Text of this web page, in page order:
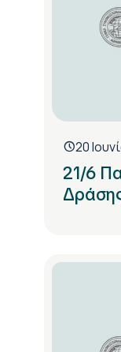
20
21/6